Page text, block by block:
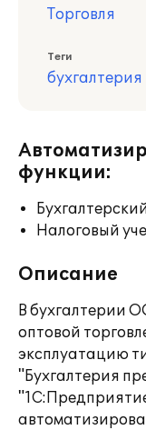
Торговля
Теги
бухгалтерия
функции:
Налоговый
Описание
В бухгалтерии
оптовой
эксплуатацию
"Бухгалтерия